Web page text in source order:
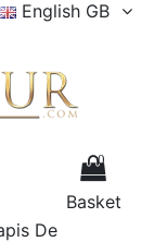
English GB
0
Basket
De